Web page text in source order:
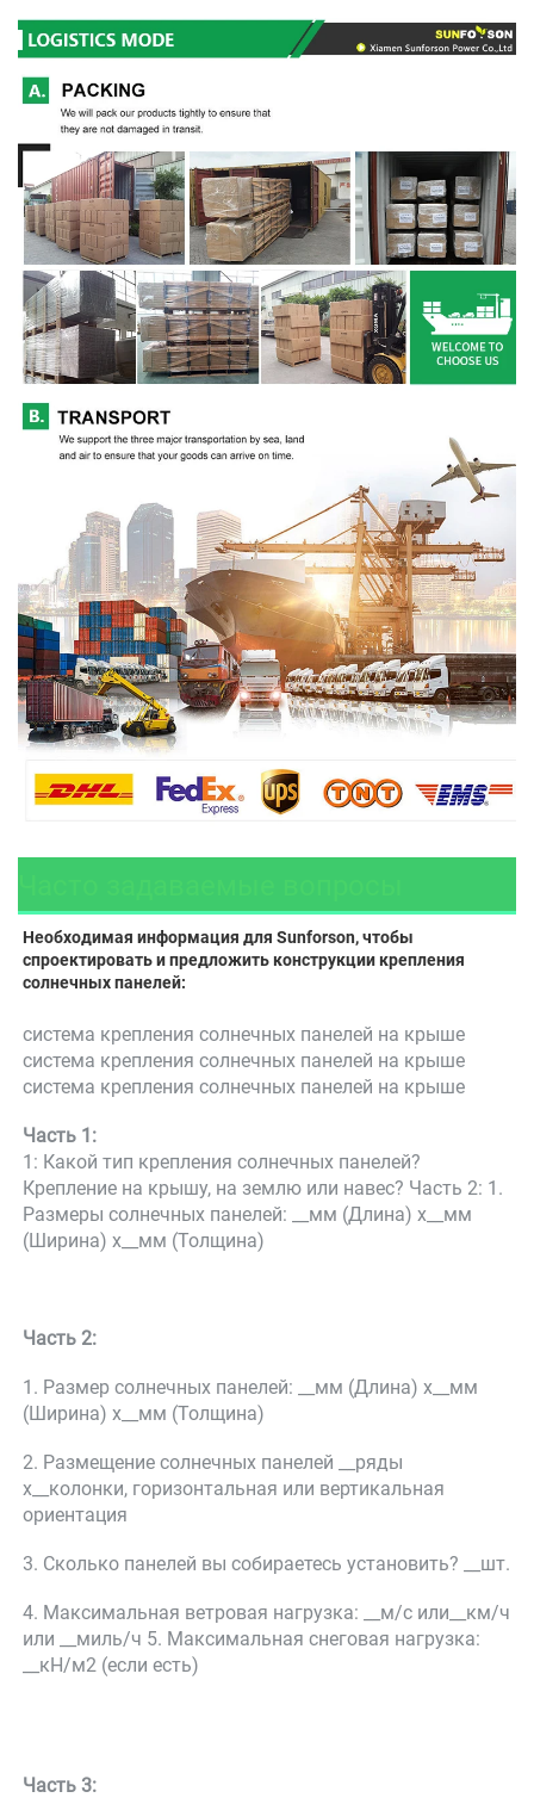
Необходимая информация для Sunforson, чтобы
спроектировать и предложить конструкции крепления
солнечных панелей:
система крепления солнечных панелей на крыше
система крепления солнечных панелей на крыше
система крепления солнечных панелей на крыше
Часть 1:
1: Какой тип крепления солнечных панелей?
Крепление на крышу, на землю или навес? Часть 2: 1.
Размеры солнечных панелей: __мм (Длина) x__мм
(Ширина) x__мм (Толщина)
Часть 2:
1. Размер солнечных панелей: __мм (Длина) x__мм
(Ширина) x__мм (Толщина)
2. Размещение солнечных панелей __ряды
x__колонки, горизонтальная или вертикальная
ориентация
4. Максимальная ветровая нагрузка: __м/с или__км/ч
или __миль/ч 5. Максимальная снеговая нагрузка:
__кН/м2 (если есть)
Часть 3: